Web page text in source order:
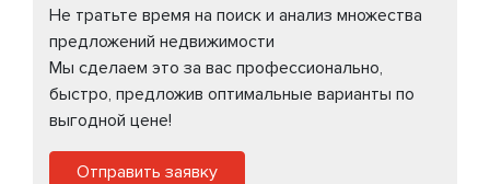
Не тратьте время на поиск и анализ множества
предложений недвижимости
Мы сделаем это за вас профессионально,
быстро, предложив оптимальные варианты по
выгодной цене!
Отправить заявку